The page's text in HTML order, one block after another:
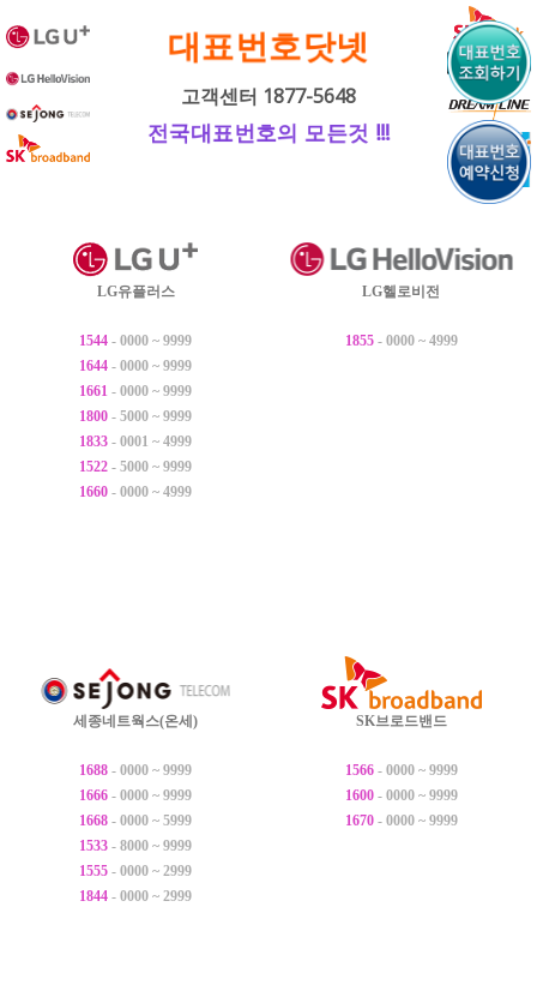
용
으
로
로
대표번호닷넷
고객센터 1877-5648
전국대표번호의 모든것 !!!
LG유플러스
1544 - 0000 ~ 9999
1644 - 0000 ~ 9999
1661 - 0000 ~ 9999
1800 - 5000 ~ 9999
1833 - 0001 ~ 4999
1522 - 5000 ~ 9999
1660 - 0000 ~ 4999
LG헬로비전
1855- 0000 ~ 4999
세종네트웍스(온세)
1688 - 0000 ~ 9999
1666 - 0000 ~ 9999
1668 - 0000 ~ 5999
1533 - 8000 ~ 9999
1555 - 0000 ~ 2999
1844 - 0000 ~ 2999
SK브로드밴드
1566- 0000 ~ 9999
1600- 0000 ~ 9999
1670- 0000 ~ 9999